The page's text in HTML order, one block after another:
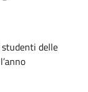
delle